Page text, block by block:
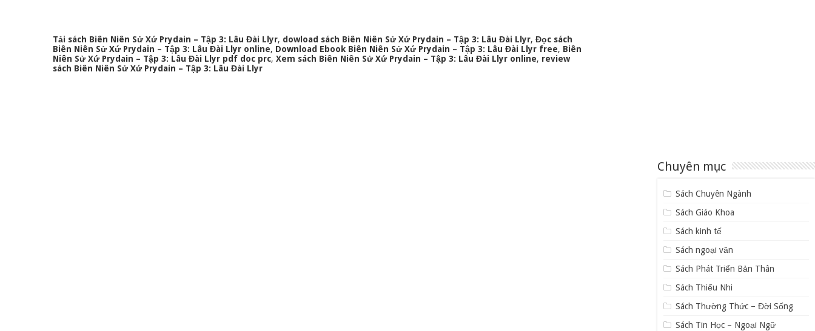
Tải sách Biên Niên Sử Xứ Prydain – Tập 3: Lâu Đài Llyr, dowload sách Biên Niên Sử Xứ Prydain – Tập 3: Lâu Đài Llyr, Đọc sách
Biên Niên Sử Xứ Prydain – Tập 3: Lâu Đài Llyr online, Download Ebook Biên Niên Sử Xứ Prydain – Tập 3: Lâu Đài Llyr free, Biên
Niên Sử Xứ Prydain – Tập 3: Lâu Đài Llyr pdf doc prc, Xem sách Biên Niên Sử Xứ Prydain – Tập 3: Lâu Đài Llyr online, review
sách Biên Niên Sử Xứ Prydain – Tập 3: Lâu Đài Llyr
Chuyên mục
Sách Chuyên Ngành
Sách Giáo Khoa
Sách kinh tế
Sách ngoại văn
Sách Phát Triển Bản Thân
Sách Thiếu Nhi
Sách Thường Thức – Đời Sống
Sách Tin Học – Ngoại Ngữ